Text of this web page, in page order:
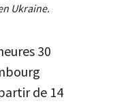
Ukraine.
30
de 14